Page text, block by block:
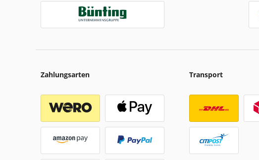
Zahlungsarten Transport